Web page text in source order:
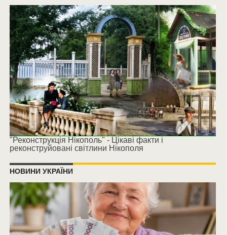
"Реконструкція Нікополь" - Цікаві факти і
реконструйовані світлини Нікополя
НОВИНИ УКРАЇНИ